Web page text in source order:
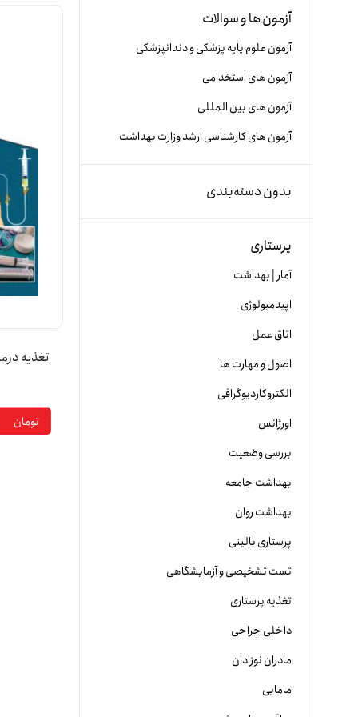
آزمون ها و سوالات
آزمون علوم پایه پزشکی و دندانپزشکی
آزمون های استخدامی
آزمون های بین المللی
آزمون های کارشناسی ارشد وزارت بهداشت
بدون دسته‌بندی
پرستاری
آمار | بهداشت
اپیدمیولوژی
اتاق عمل
اصول و مهارت ها
الکتروکاردیوگرافی
اورژانس
بررسی وضعیت
بهداشت جامعه
بهداشت روان
پرستاری بالینی
تست تشخیصی و آزمایشگاهی
تغذیه پرستاری
داخلی جراحی
مادران نوزادان
مامایی
تغذیه
تومان